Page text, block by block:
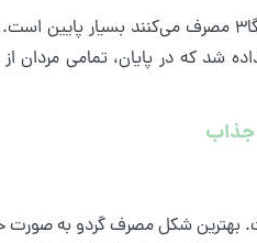
طبق بررسی‌های محققان، نرخ ابتلا به افسردگی در کسانی که چربی‌های
افسردگی بودند، برای ۸ هفته و روزانه به تعداد ۴ گردو داده شد
جذاب
است. بهترین شکل مصرف گردو به